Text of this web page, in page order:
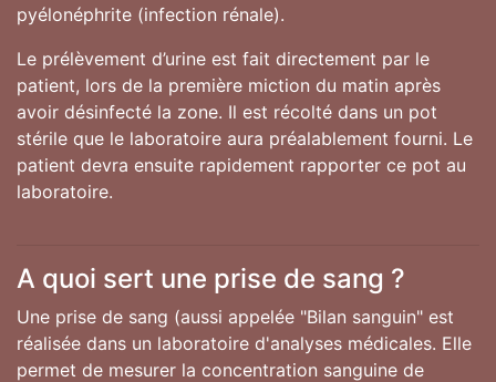
pyélonéphrite (infection rénale).
Le prélèvement d’urine est fait directement par le
patient, lors de la première miction du matin après
avoir désinfecté la zone. Il est récolté dans un pot
stérile que le laboratoire aura préalablement fourni. Le
patient devra ensuite rapidement rapporter ce pot au
laboratoire.
A quoi sert une prise de sang ?
Une prise de sang (aussi appelée "Bilan sanguin" est
réalisée dans un laboratoire d'analyses médicales. Elle
permet de mesurer la concentration sanguine de